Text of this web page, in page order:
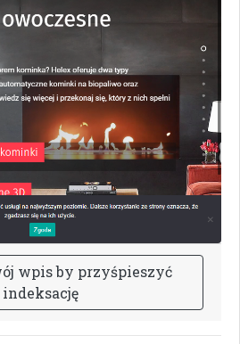
ój wpisby przyśpieszyć
indeksację